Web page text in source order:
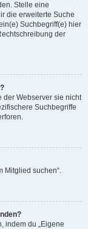
Stelle eine
die erweiterte Suche
Suchbegriff(e) hier
der
der Webserver sie nicht
Suchbegriffe
Mitglied suchen“.
indem du „Eigene